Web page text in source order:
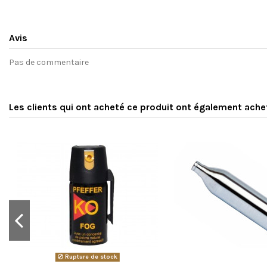
Avis
Pas de commentaire
Les clients qui ont acheté ce produit ont également
Rupture de stock